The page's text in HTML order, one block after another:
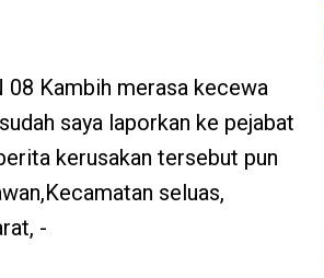
08 Kambih merasa kecewa
saya laporkan ke pejabat
kerusakan tersebut pun
seluas,
-